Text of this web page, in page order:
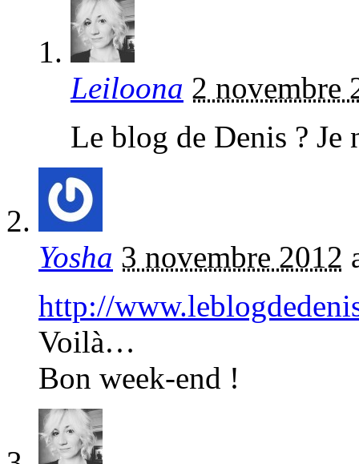
Leiloona 2 novembre
Le blog de Denis ? Je
Yosha 3 novembre 2012
http://
Voilà…
Bon week-end !